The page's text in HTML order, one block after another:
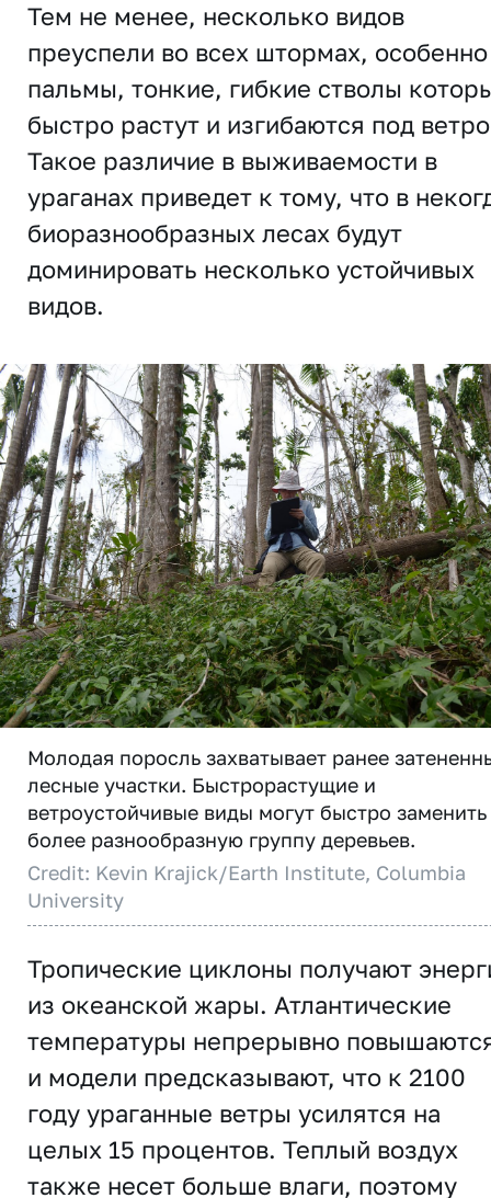
Тем не менее, несколько видов
преуспели во всех штормах, особенно
пальмы, тонкие, гибкие стволы
быстро растут и изгибаются под
Такое различие в выживаемости в
ураганах приведет к тому, что в
биоразнообразных лесах будут
доминировать несколько устойчивых
видов.
Молодая поросль захватывает ранее
лесные участки. Быстрорастущие и
ветроустойчивые виды могут быстро заменить
более разнообразную группу деревьев.
Credit: Kevin Krajick/Earth Institute, Columbia
University
Тропические циклоны получают
из океанской жары. Атлантические
температуры непрерывно
и модели предсказывают, что к 2100
году ураганные ветры усилятся на
целых 15 процентов. Теплый воздух
также несет больше влаги, поэтому